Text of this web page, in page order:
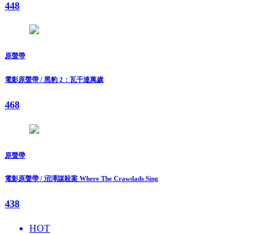
448
原聲帶
電影原聲帶 / 黑豹 2：瓦干達萬歲
468
原聲帶
電影原聲帶 / 沼澤謀殺案 Where The Crawdads Sing
438
HOT